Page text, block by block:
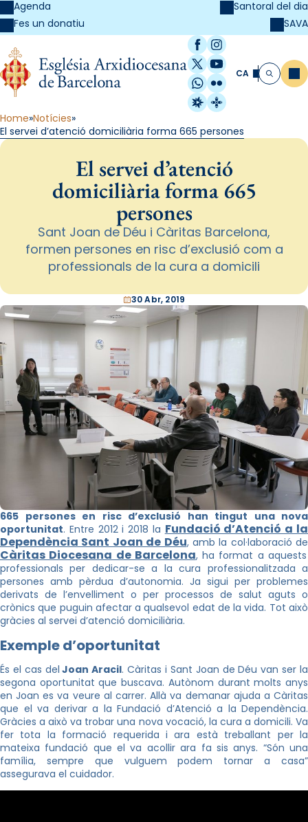
Agenda
Fes un donatiu
Santoral del dia
SAVA
Facebook
Instagram
X / Twitter
YouTube
WhatsApp
Flickr
Radio Estel
Catalunya
CA Cerca
Home Notícies
El servei d’atenció domiciliària forma 665 persones
El servei d’atenció
domiciliària forma 665
persones
Sant Joan de Déu i Càritas Barcelona,
formen persones en risc d’exclusió com a
professionals de la cura a domicili
30 Abr, 2019
665 persones en risc d’exclusió han tingut una nova
oportunitat. Entre 2012 i 2018 la Fundació d’Atenció a la
Dependència Sant Joan de Déu, amb la col·laboració de
Càritas Diocesana de Barcelona, ha format a aquests
professionals per dedicar-se a la cura professionalitzada a
persones amb pèrdua d’autonomia. Ja sigui per problemes
derivats de l’envelliment o per processos de salut aguts o
crònics que puguin afectar a qualsevol edat de la vida. Tot això
gràcies al servei d’atenció domiciliària.
Exemple d’oportunitat
És el cas del Joan Aracil. Càritas i Sant Joan de Déu van ser la
segona oportunitat que buscava. Autònom durant molts anys
en Joan es va veure al carrer. Allà va demanar ajuda a Càritas
que el va derivar a la Fundació d’Atenció a la Dependència.
Gràcies a això va trobar una nova vocació, la cura a domicili. Va
fer tota la formació requerida i ara està treballant per la
mateixa fundació que el va acollir ara fa sis anys. “Són una
família, sempre que vulguem podem tornar a casa”
assegurava el cuidador.